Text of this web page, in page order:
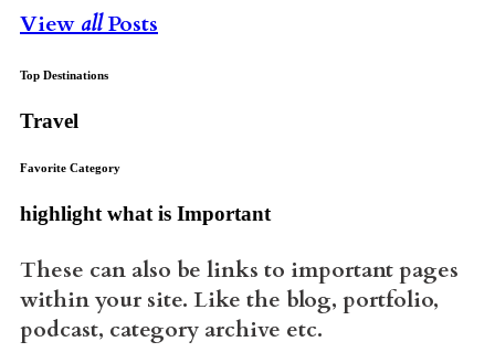
View allPosts
Top Destinations
Travel
Favorite Category
highlight what is Important
These can also be links to important pages
within your site. Like the blog, portfolio,
podcast, category archive etc.